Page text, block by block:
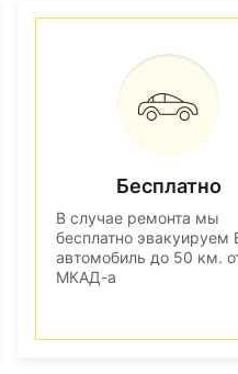
Бесплатно
В случае ремонта мы
бесплатно эвакуируем
автомобиль до 50 км.
МКАД-а